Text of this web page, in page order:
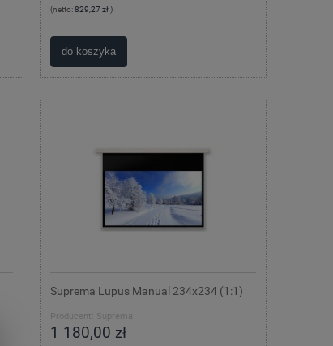
(netto:829,27 zł)
do koszyka
Suprema Lupus Manual 234x234 (1:1)
Producent: Suprema
1 180,00 zł